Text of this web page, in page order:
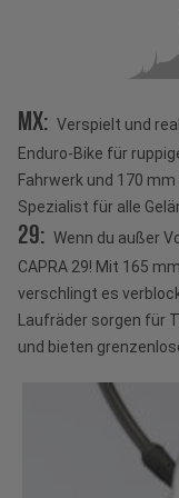
MX: Verspielt und
Enduro-Bike für
Fahrwerk und 170
Spezialist für alle
29: Wenn du außer
CAPRA 29! Mit 165
verschlingt es
Laufräder sorgen für
und bieten